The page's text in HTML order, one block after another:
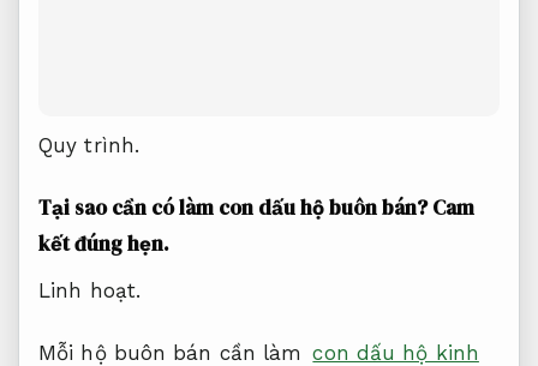
Quy trình.
Tại sao cần có làm con dấu hộ buôn bán? Cam
kết đúng hẹn.
Linh hoạt.
Mỗi hộ buôn bán cần làm con dấu hộ kinh